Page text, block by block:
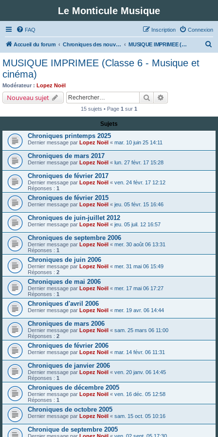
Le Monticule Musique
FAQ Connexion
Inscription
Accueil du forum Chroniques des nouveautés musicales : Pour voir les visuels des notices vous devez vous enregistrer. MUSIQUE IMPRIMEE (Classe 6 - Musique et cinéma)
r
MUSIQUE IMPRIMEE (Classe 6 - Musique et
cinéma)
Modérateur : Lopez Noël
Nouveau sujet Rechercher
15 sujets • Page 1 sur 1
Sujets
Chroniques printemps 2025
Dernier message par Lopez Noël « mar. 10 juin 25 14:11
Chroniques de mars 2017
Dernier message par Lopez Noël « lun. 27 févr. 17 15:28
Chroniques de février 2017
Dernier message par Lopez Noël « ven. 24 févr. 17 12:12
Réponses : 1
Chroniques de février 2015
Dernier message par Lopez Noël « jeu. 05 févr. 15 16:46
Chroniques de juin-juillet 2012
Dernier message par Lopez Noël « jeu. 05 juil. 12 16:57
Chroniques de septembre 2006
Dernier message par Lopez Noël « mer. 30 août 06 13:31
Réponses : 1
Chroniques de juin 2006
Dernier message par Lopez Noël « mer. 31 mai 06 15:49
Réponses : 2
Chroniques de mai 2006
Dernier message par Lopez Noël « mer. 17 mai 06 17:27
Réponses : 1
Chroniques d'avril 2006
Dernier message par Lopez Noël « mer. 19 avr. 06 14:44
Chroniques de mars 2006
Dernier message par Lopez Noël « sam. 25 mars 06 11:00
Réponses : 2
Chroniques de février 2006
Dernier message par Lopez Noël « mar. 14 févr. 06 11:31
Chroniques de janvier 2006
Dernier message par Lopez Noël « ven. 20 janv. 06 14:45
Réponses : 1
Chroniques de décembre 2005
Dernier message par Lopez Noël « ven. 16 déc. 05 12:58
Réponses : 1
Chroniques de octobre 2005
Dernier message par Lopez Noël « sam. 15 oct. 05 10:16
Chronique de septembre 2005
Dernier message par Lopez Noël « ven. 02 sept. 05 17:30